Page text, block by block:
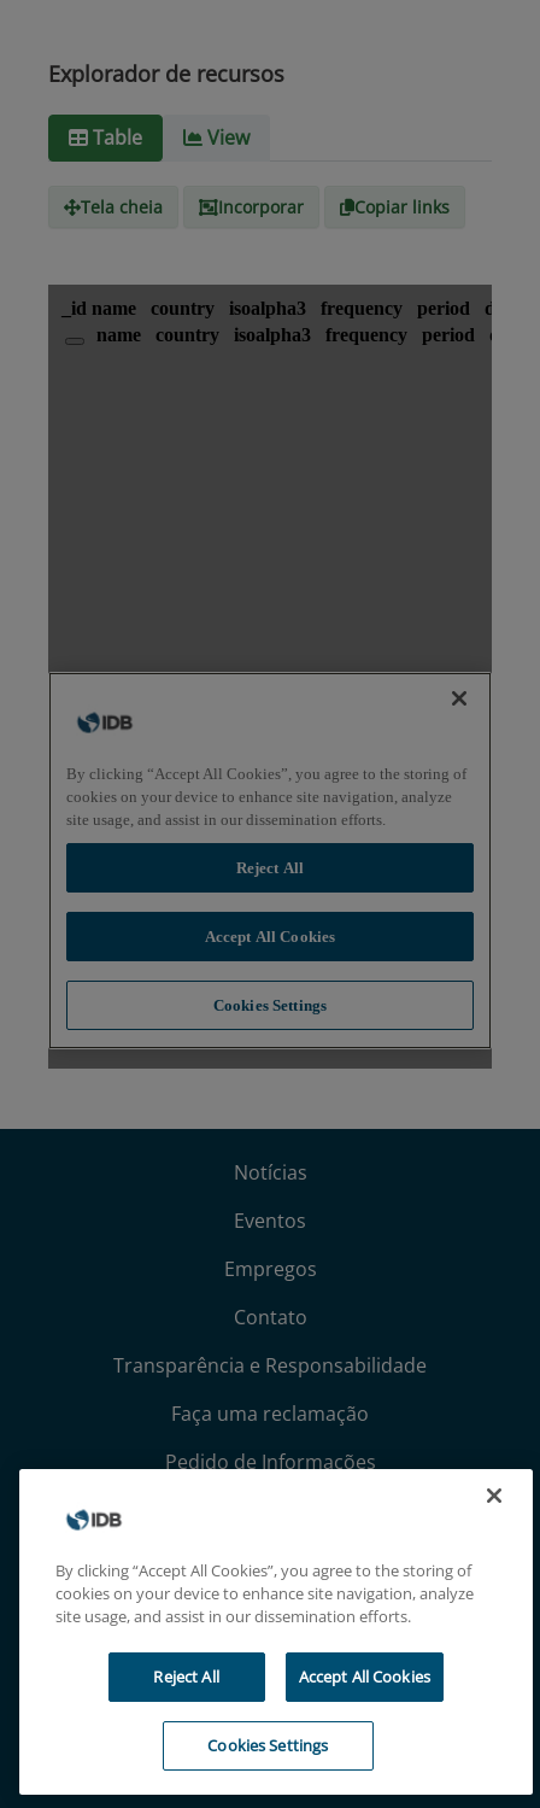
Paraguai
Peru
Tipo de
Mídia
Explorador de recursos
Table View
Tela cheia Incorporar Copiar links
Notícias
Eventos
Empregos
Contato
Transparência e Responsabilidade
Faça uma reclamação
Pedido de Informações
Termos, Condições e Avisos de Privacidade
Extranet
By clicking “Accept All Cookies”, you agree to the storing of
cookies on your device to enhance site navigation, analyze
site usage, and assist in our dissemination efforts.
Reject All Accept All Cookies
Cookies Settings